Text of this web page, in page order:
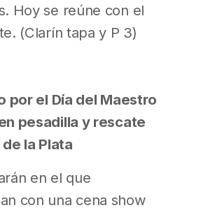
Hoy se reúne con el
(Clarín tapa y P 3)
por el Día del Maestro
pesadilla y rescate
la Plata
en el que
con una cena show